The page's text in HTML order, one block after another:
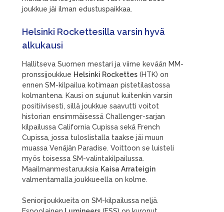
joukkue jäi ilman edustuspaikkaa.
Helsinki Rockettesilla varsin hyvä
alkukausi
Hallitseva Suomen mestari ja viime kevään MM-
pronssijoukkue Helsinki Rockettes (HTK) on
ennen SM-kilpailua kotimaan pistetilastossa
kolmantena. Kausi on sujunut kuitenkin varsin
positiivisesti, sillä joukkue saavutti voitot
historian ensimmäisessä Challenger-sarjan
kilpailussa California Cupissa sekä French
Cupissa, jossa tuloslistalla taakse jäi muun
muassa Venäjän Paradise. Voittoon se luisteli
myös toisessa SM-valintakilpailussa.
Maailmanmestaruuksia Kaisa Arrateigin
valmentamalla joukkueella on kolme.
Seniorijoukkueita on SM-kilpailussa neljä.